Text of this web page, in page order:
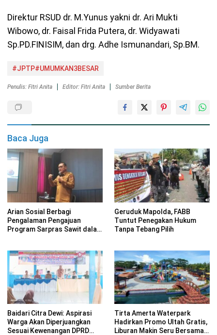
Direktur RSUD dr. M.Yunus yakni dr. Ari Mukti
Wibowo, dr. Faisal Frida Putera, dr. Widyawati
Sp.PD.FINISIM, dan drg. Adhe Ismunandari, Sp.BM.
#JPTP#UMUMKAN3BESAR
Penulis: Fitri Anita Editor: Fitri Anita Sumber Berita
Baca Juga
Arian Sosial Berbagi
Pengalaman Pengajuan
Program Sarpras Sawit dalam
Geruduk Mapolda, FABB
Tuntut Penegakan Hukum
Tanpa Tebang Pilih
Baidari Citra Dewi: Aspirasi
Warga Akan Diperjuangkan
Sesuai Kewenangan DPRD
Tirta Amerta Waterpark
Hadirkan Promo Ultah Gratis,
Liburan Makin Seru Bersama